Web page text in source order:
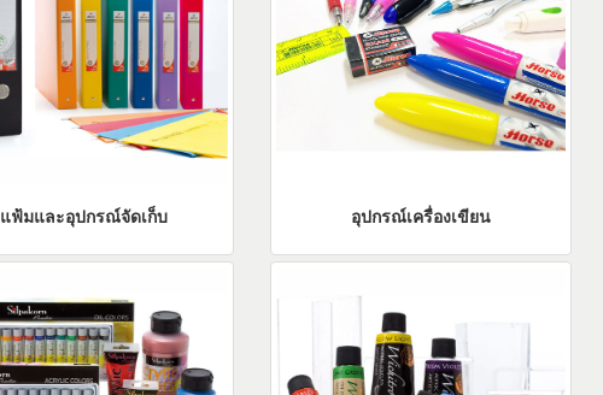
แฟ้มและอุปกรณ์จัดเก็บ อุปกรณ์เครื่องเขียน